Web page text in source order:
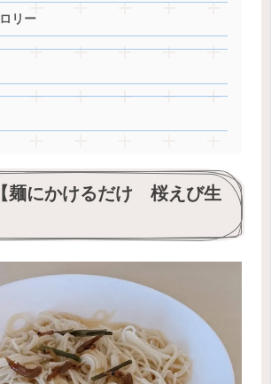
リー
麺にかけるだけ 桜えび生